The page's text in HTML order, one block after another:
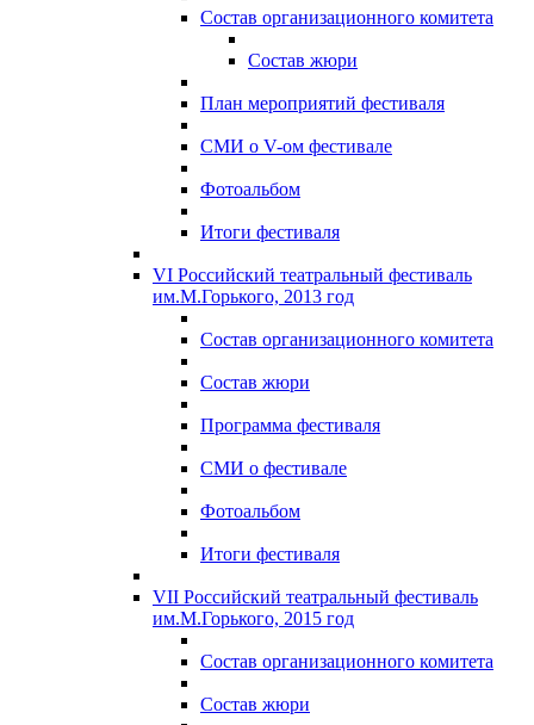
Состав организационного комитета
Состав жюри
План мероприятий фестиваля
СМИ о V-ом фестивале
Фотоальбом
Итоги фестиваля
VI Российский театральный фестиваль
им.М.Горького, 2013 год
Состав организационного комитета
Состав жюри
Программа фестиваля
СМИ о фестивале
Фотоальбом
Итоги фестиваля
VII Российский театральный фестиваль
им.М.Горького, 2015 год
Состав организационного комитета
Состав жюри